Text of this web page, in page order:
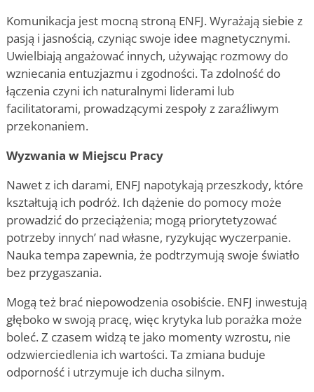
Komunikacja jest mocną stroną ENFJ. Wyrażają siebie z
pasją i jasnością, czyniąc swoje idee magnetycznymi.
Uwielbiają angażować innych, używając rozmowy do
wzniecania entuzjazmu i zgodności. Ta zdolność do
łączenia czyni ich naturalnymi liderami lub
facilitatorami, prowadzącymi zespoły z zaraźliwym
przekonaniem.
Wyzwania w Miejscu Pracy
Nawet z ich darami, ENFJ napotykają przeszkody, które
kształtują ich podróż. Ich dążenie do pomocy może
prowadzić do przeciążenia; mogą priorytetyzować
potrzeby innych’ nad własne, ryzykując wyczerpanie.
Nauka tempa zapewnia, że podtrzymują swoje światło
bez przygaszania.
Mogą też brać niepowodzenia osobiście. ENFJ inwestują
głęboko w swoją pracę, więc krytyka lub porażka może
boleć. Z czasem widzą te jako momenty wzrostu, nie
odzwierciedlenia ich wartości. Ta zmiana buduje
odporność i utrzymuje ich ducha silnym.